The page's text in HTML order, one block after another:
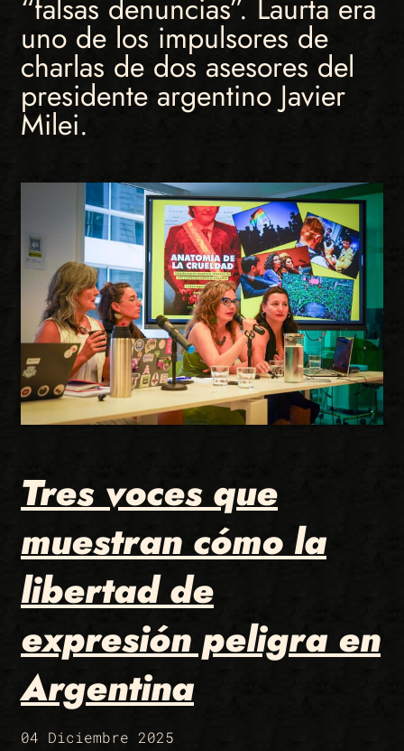
“falsas denuncias”. Laurta era
uno de los impulsores de
charlas de dos asesores del
presidente argentino Javier
Milei.
Tres voces que
muestran cómo la
libertad de
expresión peligra en
Argentina
04 Diciembre 2025